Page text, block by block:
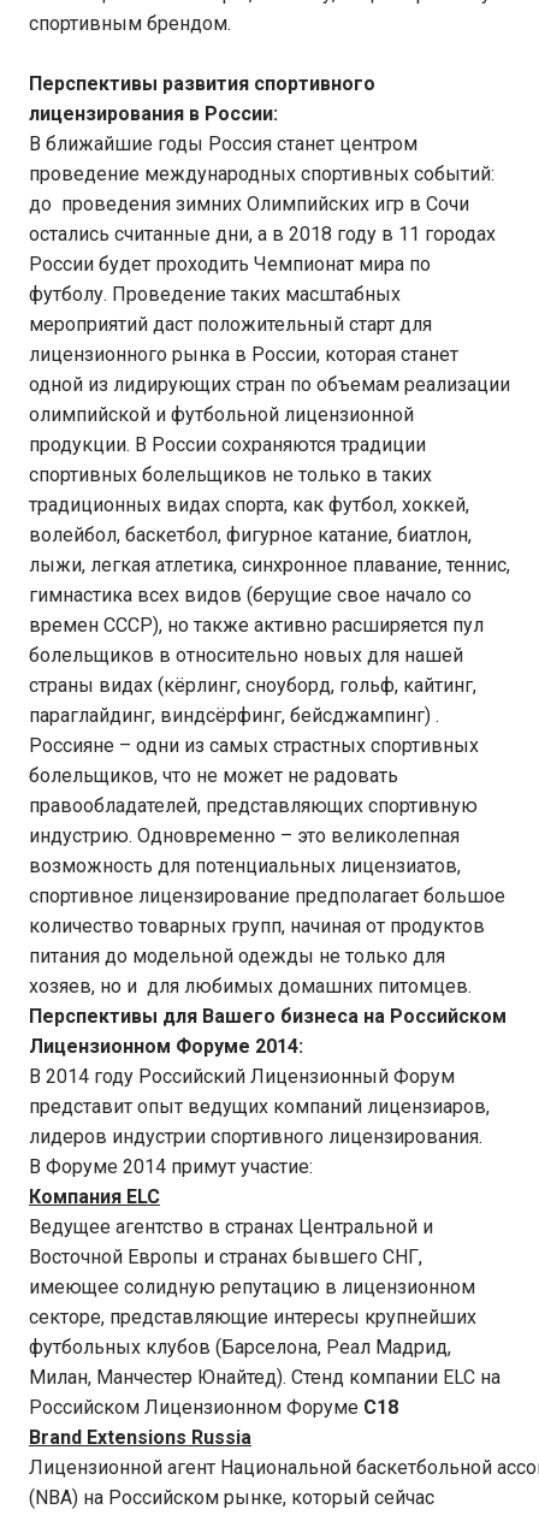
спортивным брендом.
Перспективы развития спортивного
лицензирования в России:
В ближайшие годы Россия станет центром
проведение международных спортивных событий:
до проведения зимних Олимпийских игр в Сочи
остались считанные дни, а в 2018 году в 11 городах
России будет проходить Чемпионат мира по
футболу. Проведение таких масштабных
мероприятий даст положительный старт для
лицензионного рынка в России, которая станет
одной из лидирующих стран по объемам реализации
олимпийской и футбольной лицензионной
продукции. В России сохраняются традиции
спортивных болельщиков не только в таких
традиционных видах спорта, как футбол, хоккей,
волейбол, баскетбол, фигурное катание, биатлон,
лыжи, легкая атлетика, синхронное плавание, теннис,
гимнастика всех видов (берущие свое начало со
времен СССР), но также активно расширяется пул
болельщиков в относительно новых для нашей
страны видах (кёрлинг, сноуборд, гольф, кайтинг,
параглайдинг, виндсёрфинг, бейсджампинг) .
Россияне – одни из самых страстных спортивных
болельщиков, что не может не радовать
правообладателей, представляющих спортивную
индустрию. Одновременно – это великолепная
возможность для потенциальных лицензиатов,
спортивное лицензирование предполагает большое
количество товарных групп, начиная от продуктов
питания до модельной одежды не только для
хозяев, но и для любимых домашних питомцев.
Перспективы для Вашего бизнеса на Российском
Лицензионном Форуме 2014:
В 2014 году Российский Лицензионный Форум
представит опыт ведущих компаний лицензиаров,
лидеров индустрии спортивного лицензирования.
В Форуме 2014 примут участие:
Компания ELC
Ведущее агентство в странах Центральной и
Восточной Европы и странах бывшего СНГ,
имеющее солидную репутацию в лицензионном
секторе, представляющие интересы крупнейших
футбольных клубов (Барселона, Реал Мадрид,
Милан, Манчестер Юнайтед). Стенд компании ELC на
Российском Лицензионном Форуме С18
Brand Extensions Russia
Лицензионной агент Национальной баскетбольной
(NBA) на Российском рынке, который сейчас